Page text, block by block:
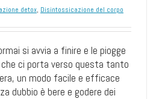
detox, Disintossicazione del corpo
si avvia a finire e le piogge
ci porta verso questa tanto
un modo facile e efficace
dubbio è bere e godere dei